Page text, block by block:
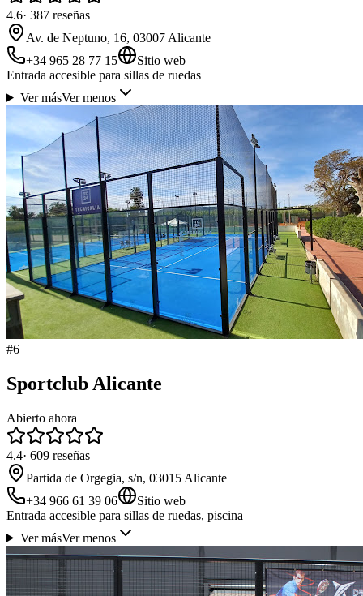
4.6· 387 reseñas
Av. de Neptuno, 16, 03007 Alicante
+34 965 28 77 15
Sitio web
Entrada accesible para sillas de ruedas
Ver másVer menos
#6
Sportclub Alicante
Abierto ahora
4.4· 609 reseñas
Partida de Orgegia, s/n, 03015 Alicante
+34 966 61 39 06
Sitio web
Entrada accesible para sillas de ruedas, piscina
Ver másVer menos